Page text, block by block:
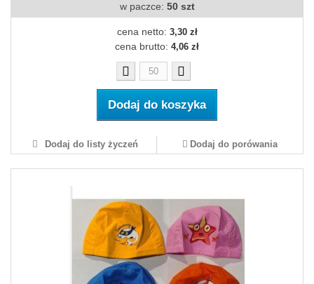
w paczce: 50 szt
cena netto: 3,30 zł
cena brutto: 4,06 zł
Dodaj do koszyka
Dodaj do listy życzeń Dodaj do porówania